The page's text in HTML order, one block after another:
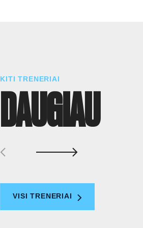
KITI TRENERIAI
DAUGIAU
VISI TRENERIAI